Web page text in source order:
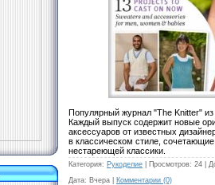
Популярный журнал "The Knitter"
Каждый выпуск содержит новые
аксессуаров от известных
в классическом стиле,
нестареющей классики.
Категория: Рукоделие Просмотров: 24
Дата: Вчера Комментарии (0)